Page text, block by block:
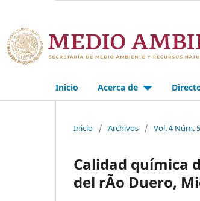
Inicio Acerca de
Inicio / Archivos / Vol. 4 Núm.
Calidad química
del rÃ­o Duero,